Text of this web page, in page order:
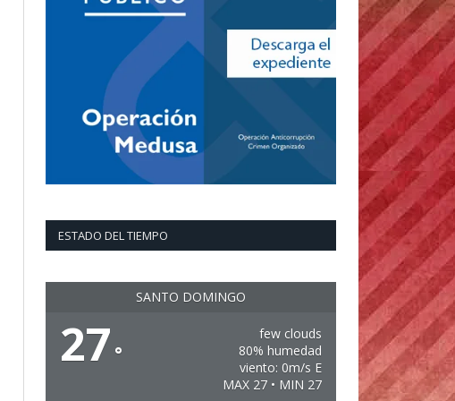
ESTADO DEL TIEMPO
SANTO DOMINGO
27 °
few clouds
80% humedad
viento: 0m/s E
MAX 27 • MIN 27